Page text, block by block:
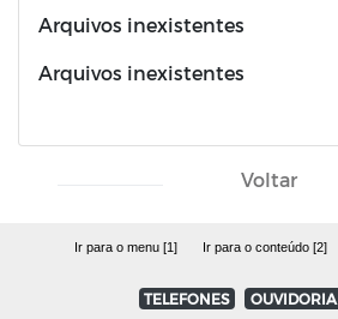
Arquivos inexistentes
Arquivos inexistentes
Voltar
Ir para o menu [1] Ir para o conteúdo [2]
TELEFONES OUVIDORIA